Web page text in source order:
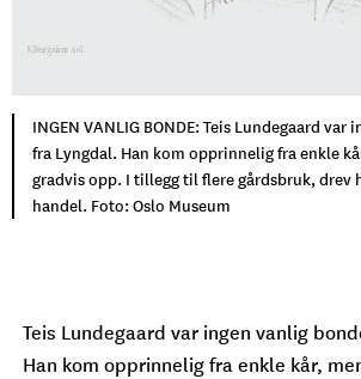
INGEN VANLIG BONDE: Teis Lundegaard
fra Lyngdal. Han kom opprinnelig fra enkle
gradvis opp. I tillegg til flere gårdsbruk, drev
handel. Foto: Oslo Museum
Teis Lundegaard var ingen vanlig
Han kom opprinnelig fra enkle kår,